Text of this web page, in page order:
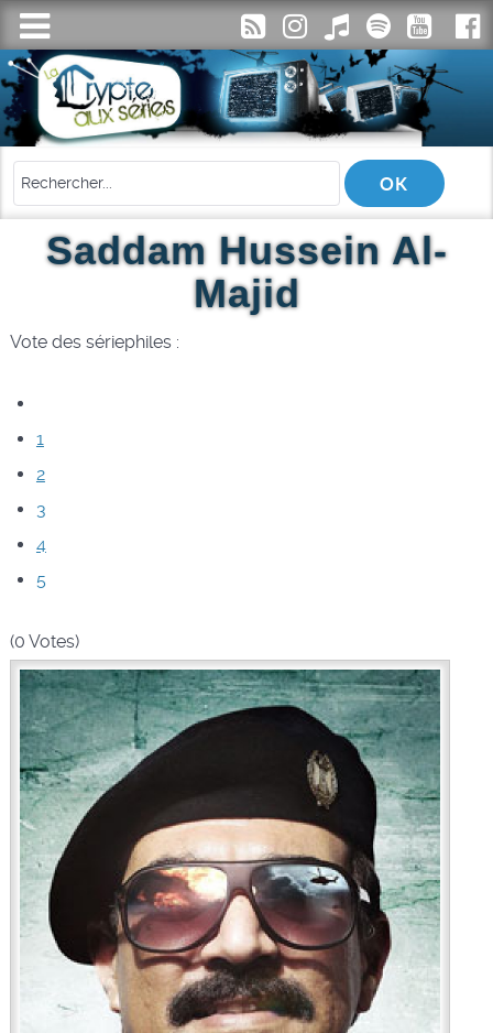
Saddam Hussein Al-
Majid
Vote des sériephiles :
1
2
3
4
5
(0 Votes)